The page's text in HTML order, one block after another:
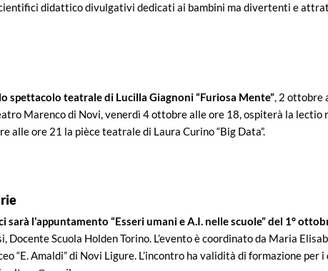
didattico divulgativi dedicati ai bambini ma divertenti e
lo spettacolo teatrale di Lucilla Giagnoni “Furiosa Mente”, 2 ottobre
Marenco di Novi, venerdì 4 ottobre alle ore 18, ospiterà la lectio
alle ore 21 la pièce teatrale di Laura Curino “Big Data”.
sarà l’appuntamento “Esseri umani e A.I. nelle scuole” del 1°
Scuola Holden Torino. L’evento è coordinato da Maria
“E. Amaldi” di Novi Ligure. L’incontro ha validità di formazione per i